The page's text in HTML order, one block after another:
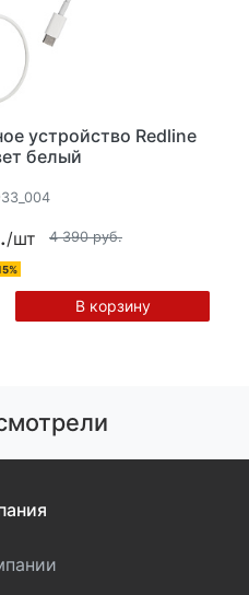
устройство Redline
белый
/шт 4 390 руб.
В корзину